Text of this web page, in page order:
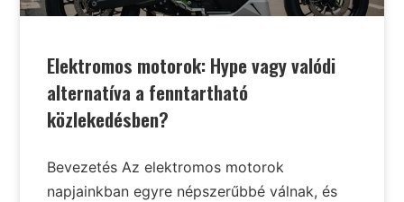
Elektromos motorok: Hype vagy valódi
alternatíva a fenntartható
közlekedésben?
Bevezetés Az elektromos motorok
napjainkban egyre népszerűbbé válnak, és